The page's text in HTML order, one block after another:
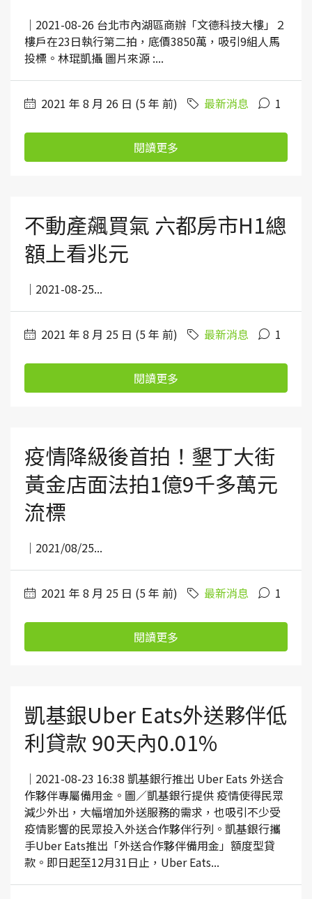
｜2021-08-26 台北市內湖區商辦「文德科技大樓」２
樓戶在23日執行第二拍，底價3850萬，吸引9組人馬
投標。林琨凱攝 圖片來源 :...
2021 年 8 月 26 日 (5 年 前) 最新消息 1
閱讀更多
不動產飆買氣 六都房市H1總
額上看兆元
｜2021-08-25...
2021 年 8 月 25 日 (5 年 前) 最新消息 1
閱讀更多
疫情降級後首拍！墾丁大街
黃金店面法拍1億9千多萬元
流標
｜2021/08/25...
2021 年 8 月 25 日 (5 年 前) 最新消息 1
閱讀更多
凱基銀Uber Eats外送夥伴低
利貸款 90天內0.01%
｜2021-08-23 16:38 凱基銀行推出 Uber Eats 外送合
作夥伴專屬備用金。圖／凱基銀行提供 疫情使得民眾
減少外出，大幅增加外送服務的需求，也吸引不少受
疫情影響的民眾投入外送合作夥伴行列。凱基銀行攜
手Uber Eats推出「外送合作夥伴備用金」額度型貸
款。即日起至12月31日止，Uber Eats...